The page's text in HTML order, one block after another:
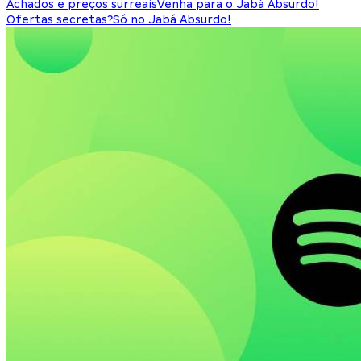
Achados e preços surreaisVenha para o Jabá Absurdo!
Ofertas secretas?Só no Jabá Absurdo!